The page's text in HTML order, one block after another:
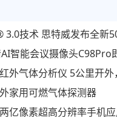
技术 思特威发布全新
智能会议摄像头C98Pro
外气体分析仪 5公里开
家用可燃气体探测器
亿像素超高分辨率手机